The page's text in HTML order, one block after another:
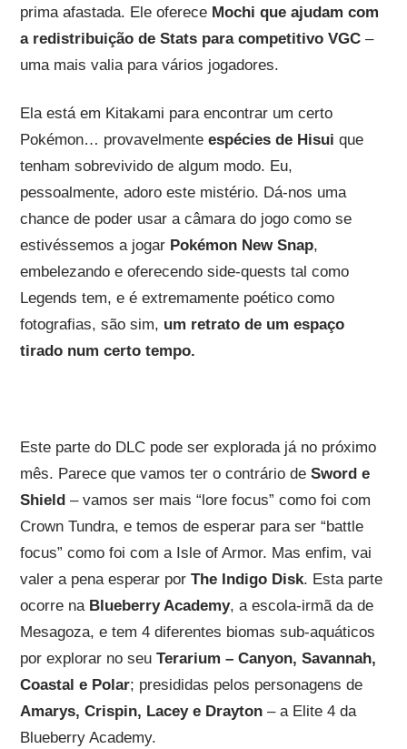
prima afastada. Ele oferece Mochi que ajudam com
a redistribuição de Stats para competitivo VGC–
uma mais valia para vários jogadores.
Ela está em Kitakami para encontrar um certo
Pokémon… provavelmente espécies de Hisui que
tenham sobrevivido de algum modo. Eu,
pessoalmente, adoro este mistério. Dá-nos uma
chance de poder usar a câmara do jogo como se
estivéssemos a jogar Pokémon New Snap,
embelezando e oferecendo side-quests tal como
Legends tem, e é extremamente poético como
fotografias, são sim, um retrato de um espaço
tirado num certo tempo.
Este parte do DLC pode ser explorada já no próximo
mês. Parece que vamos ter o contrário de Sword e
Shield– vamos ser mais “lore focus” como foi com
Crown Tundra, e temos de esperar para ser “battle
focus” como foi com a Isle of Armor. Mas enfim, vai
valer a pena esperar por The Indigo Disk. Esta parte
ocorre na Blueberry Academy, a escola-irmã da de
Mesagoza, e tem 4 diferentes biomas sub-aquáticos
por explorar no seu Terarium – Canyon, Savannah,
Coastal e Polar; presididas pelos personagens de
Amarys, Crispin, Lacey e Drayton– a Elite 4 da
Blueberry Academy.